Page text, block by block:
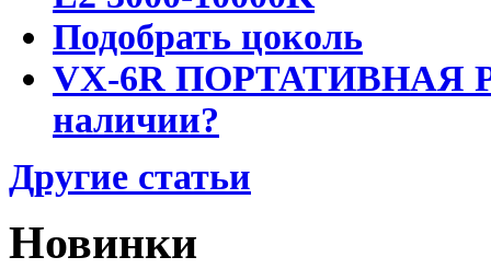
Подобрать цоколь
VX-6R ПОРТАТИВНАЯ
наличии?
Другие статьи
Новинки